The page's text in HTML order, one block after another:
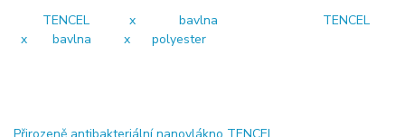
TENCEL x bavlna TENCEL
x bavlna x polyester